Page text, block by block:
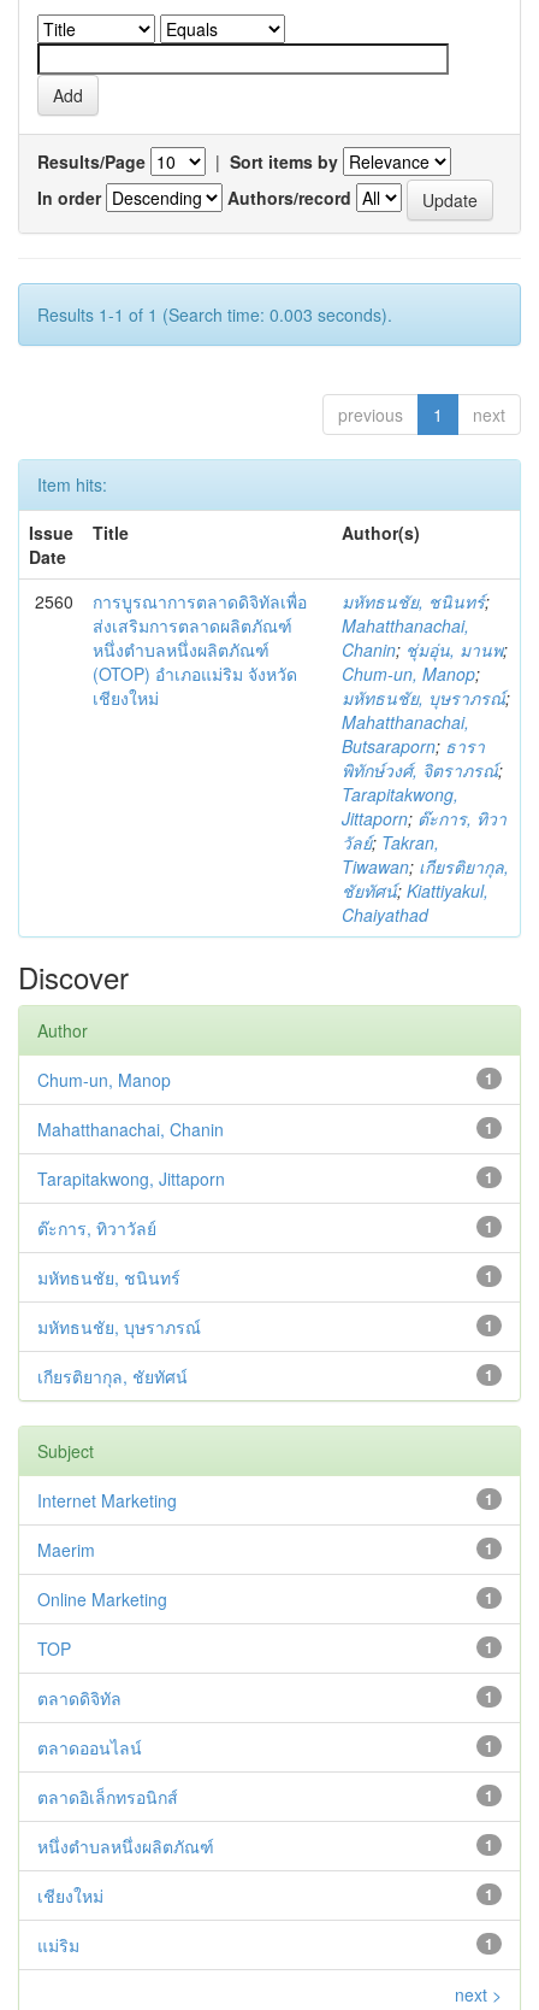
Results/Page | Sort items by
In order
Authors/record
Results 1-1 of 1 (Search time: 0.003 seconds).
previous 1 next
Item hits:
Issue
Date
Title Author(s)
2560
การบูรณาการตลาดดิจิทัลเพื่อ
ส่งเสริมการตลาดผลิตภัณฑ์
หนึ่งตำบลหนึ่งผลิตภัณฑ์
(OTOP) อำเภอแม่ริม จังหวัด
เชียงใหม่
มหัทธนชัย, ชนินทร์;
Mahatthanachai,
Chanin; ชุ่มอุ่น, มานพ;
Chum-un, Manop;
มหัทธนชัย, บุษราภรณ์;
Mahatthanachai,
Butsaraporn; ธารา
พิทักษ์วงศ์, จิตราภรณ์;
Tarapitakwong,
Jittaporn; ต๊ะการ, ทิวา
วัลย์; Takran,
Tiwawan; เกียรติยากุล,
ชัยทัศน์; Kiattiyakul,
Chaiyathad
Discover
Author
1
Chum-un, Manop
1
Mahatthanachai, Chanin
1
Tarapitakwong, Jittaporn
1
ต๊ะการ, ทิวาวัลย์
1
มหัทธนชัย, ชนินทร์
1
มหัทธนชัย, บุษราภรณ์
1
เกียรติยากุล, ชัยทัศน์
Subject
1
Internet Marketing
1
Maerim
1
Online Marketing
1
TOP
1
ตลาดดิจิทัล
1
ตลาดออนไลน์
1
ตลาดอิเล็กทรอนิกส์
1
หนึ่งตำบลหนึ่งผลิตภัณฑ์
1
เชียงใหม่
1
แม่ริม
next >